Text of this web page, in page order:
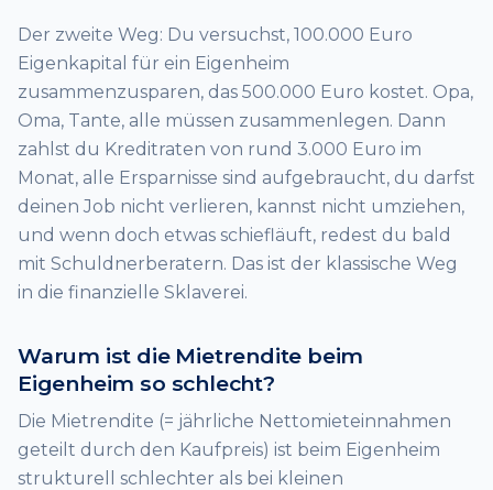
Der zweite Weg: Du versuchst, 100.000 Euro
Eigenkapital für ein Eigenheim
zusammenzusparen, das 500.000 Euro kostet. Opa,
Oma, Tante, alle müssen zusammenlegen. Dann
zahlst du Kreditraten von rund 3.000 Euro im
Monat, alle Ersparnisse sind aufgebraucht, du darfst
deinen Job nicht verlieren, kannst nicht umziehen,
und wenn doch etwas schiefläuft, redest du bald
mit Schuldnerberatern. Das ist der klassische Weg
in die finanzielle Sklaverei.
Warum ist die Mietrendite beim
Eigenheim so schlecht?
Die Mietrendite (= jährliche Nettomieteinnahmen
geteilt durch den Kaufpreis) ist beim Eigenheim
strukturell schlechter als bei kleinen